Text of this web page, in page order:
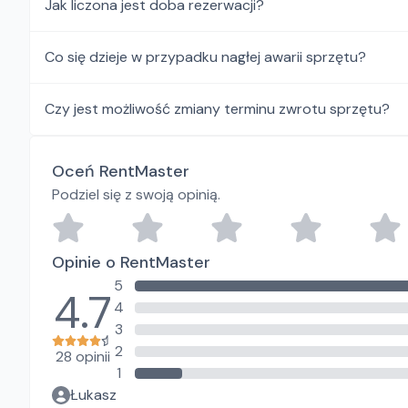
Jak liczona jest doba rezerwacji?
Co się dzieje w przypadku nagłej awarii sprzętu?
Czy jest możliwość zmiany terminu zwrotu sprzętu?
Oceń RentMaster
Podziel się z swoją opinią.
Opinie o RentMaster
4.7
28 opinii
5
4
3
2
1
Łukasz